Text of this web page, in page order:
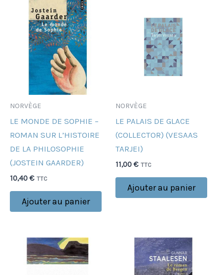
NORVÈGE
LE MONDE DE SOPHIE –
ROMAN SUR L’HISTOIRE
DE LA PHILOSOPHIE
(JOSTEIN GAARDER)
10,40 € TTC
Ajouter au panier
NORVÈGE
LE PALAIS DE GLACE
(COLLECTOR) (VESAAS
TARJEI)
11,00 € TTC
Ajouter au panier